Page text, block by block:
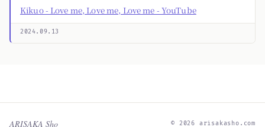
Kikuo - Love me, Love me, Love me - YouTube
2024.09.13
ARISAKA Sho © 2026 arisakasho.com